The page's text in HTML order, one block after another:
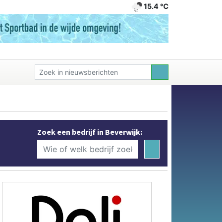
15.4 ℃
Zoek een bedrijf in Beverwijk: